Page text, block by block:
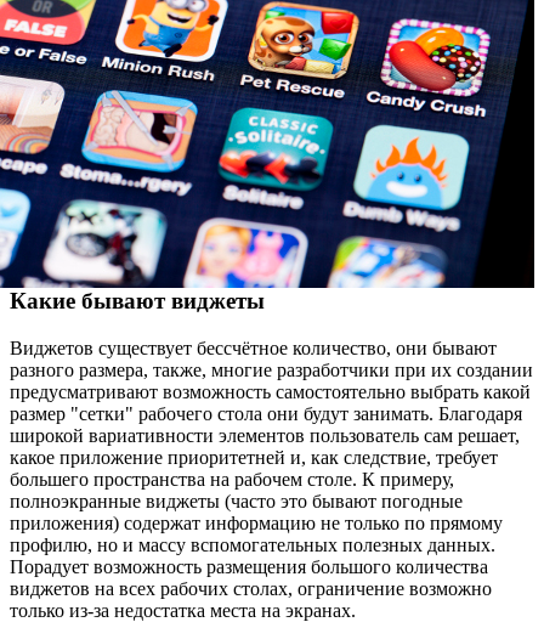
Какие бывают виджеты
Виджетов существует бессчётное количество, они бывают
разного размера, также, многие разработчики при их создании
предусматривают возможность самостоятельно выбрать какой
размер "сетки" рабочего стола они будут занимать. Благодаря
широкой вариативности элементов пользователь сам решает,
какое приложение приоритетней и, как следствие, требует
большего пространства на рабочем столе. К примеру,
полноэкранные виджеты (часто это бывают погодные
приложения) содержат информацию не только по прямому
профилю, но и массу вспомогательных полезных данных.
Порадует возможность размещения большого количества
виджетов на всех рабочих столах, ограничение возможно
только из-за недостатка места на экранах.